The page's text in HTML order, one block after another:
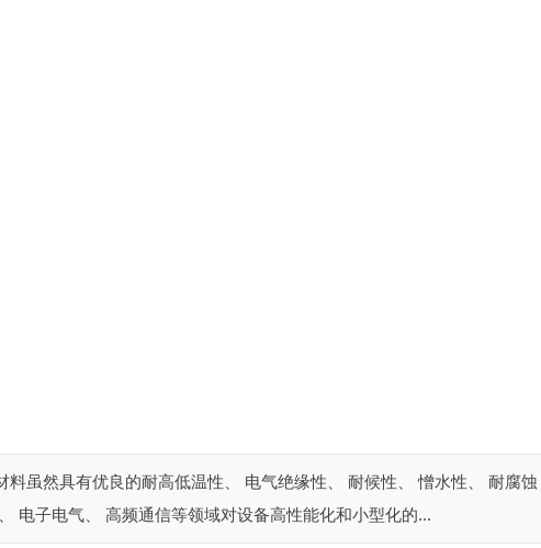
虽然具有优良的耐高低温性、 电气绝缘性、 耐候性、 憎水性、 耐腐蚀
电子电气、 高频通信等领域对设备高性能化和小型化的...